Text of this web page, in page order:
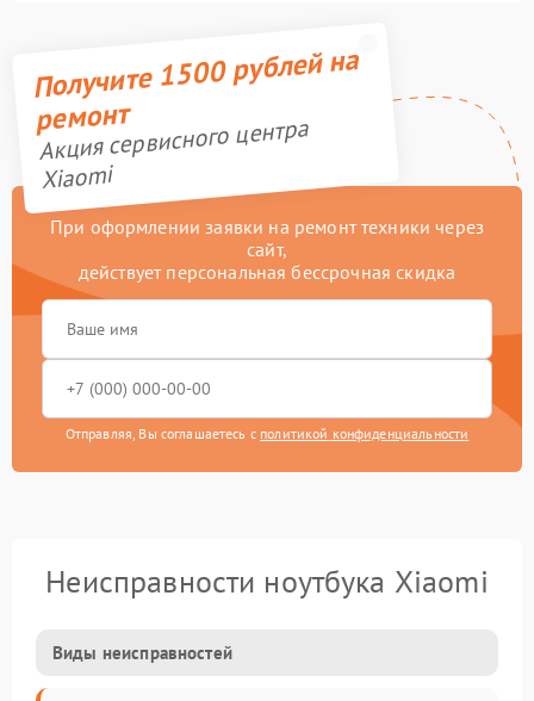
Получите 1500 рублей на
ремонт
Акция сервисного центра
Xiaomi
При оформлении заявки на ремонт техники через
сайт,
действует персональная бессрочная скидка
Отправляя, Вы соглашаетесь с политикой конфиденциальности
Неисправности ноутбука Xiaomi
Виды неисправностей